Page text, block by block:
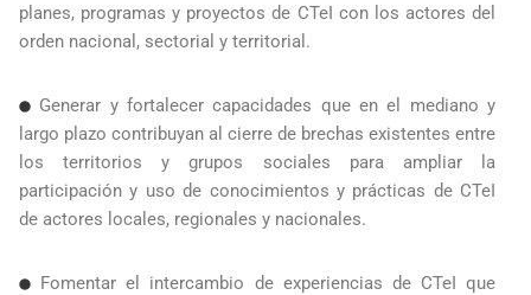
planes, programas y proyectos de CTeI con los actores del
orden nacional, sectorial y territorial.
Generar y fortalecer capacidades que en el mediano y
largo plazo contribuyan al cierre de brechas existentes entre
los territorios y grupos sociales para ampliar la
participación y uso de conocimientos y prácticas de CTeI
de actores locales, regionales y nacionales.
Fomentar el intercambio de experiencias de CTeI que